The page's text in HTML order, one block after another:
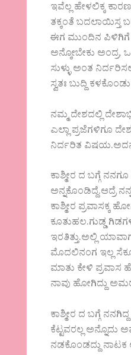
ಇವೆಲ್ಲ ಹೇಳಲಿಕ್ಕ
ತಕ್ಕಂತೆ ಬದಲಾಯಿಸ್ತ
ಈಗ ಮುಂದಿನ ಪಿಳಿಗಿಗೆ
ಅನ್ಕೋಬೇಕು
ಸುಳ್ಳು ಅಂತ
ಸ್ವತಃ ಬುದ್ದಿ
ನಮ್ಮ ದೇಶದಲ್ಲಿ
ಎಲ್ಲಾ ಪ್ರಜೆಗಳಿಗೂ
ನಿರ್ದರಿತ
ಕಾಶ್ಮೀರ ದ ಬಗ್ಗೆ
ಅನ್ನಕೊಂಡಿದ್ದೆ.ಆದ್ರೆ
ಕಾಶ್ಮೀರ ಪ್ರವಾಸಕ್ಕ
ಕೂತುಹಲ.ಗುಡ್ಡ
ಇರತಿತ್ತು.ಅಲ್ಲಿ
ಮೊದಲಿನಂಗ ಇಲ್ಲ
ಮಾತು ಕೇಳಿ ಪ್ರವಾಸ
ನಾವು ಹೋಗಿದ್ದು
ಕಾಶ್ಮೀರ ದ ಬಗ್ಗೆ
ಕೆಟ್ಟವರಲ್ಲ
ನಡಕೊಂಡದ್ದು ನಾಟಕ